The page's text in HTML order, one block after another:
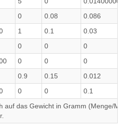
0 0.08
0.086
1 0.1
0.03
0 0
0
0 0
0
0.9 0.15
0.012
0 0
0.1
auf das Gewicht in Gramm (Menge/